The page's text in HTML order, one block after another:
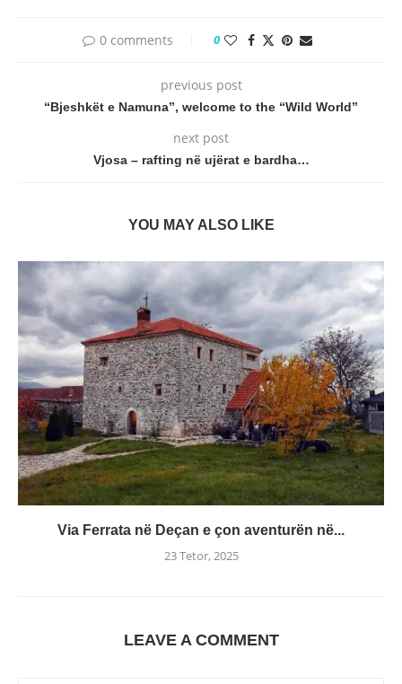
0 comments 0
previous post
“Bjeshkët e Namuna”, welcome to the “Wild World”
next post
Vjosa – rafting në ujërat e bardha…
YOU MAY ALSO LIKE
Via Ferrata në Deçan e çon aventurën në...
23 Tetor, 2025
LEAVE A COMMENT